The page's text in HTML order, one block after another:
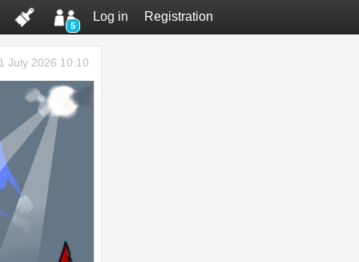
5
Log in Registration
July 2026 10:10